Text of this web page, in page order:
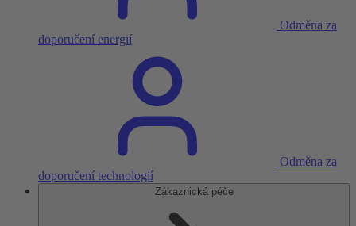
Odměna za
doporučení energií
Odměna za
doporučení technologií
Zákaznická péče